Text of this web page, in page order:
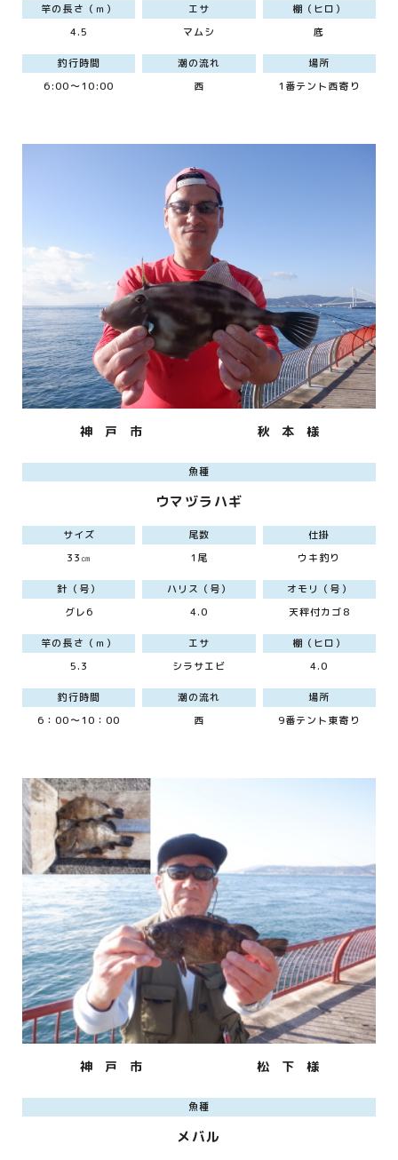
竿の長さ（ｍ）
4.5
エサ
マムシ
棚（ヒロ）
底
釣行時間
6:00～10:00
潮の流れ
西
場所
1番テント西寄り
神 戸 市 秋 本 様
魚種
ウマヅラハギ
サイズ
33㎝
尾数
1尾
仕掛
ウキ釣り
針（号）
グレ6
ハリス（号）
4.0
オモリ（号）
天秤付カゴ8
竿の長さ（ｍ）
5.3
エサ
シラサエビ
棚（ヒロ）
4.0
釣行時間
6：00～10：00
潮の流れ
西
場所
9番テント東寄り
神 戸 市 松 下 様
魚種
メバル